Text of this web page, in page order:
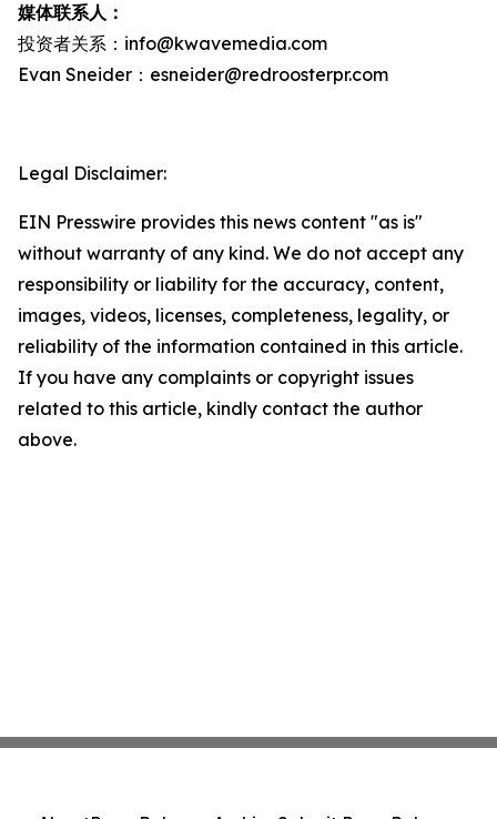
媒体联系人：
投资者关系：info@kwavemedia.com
Evan Sneider：esneider@redroosterpr.com
Legal Disclaimer:
EIN Presswire provides this news content "as is"
without warranty of any kind. We do not accept any
responsibility or liability for the accuracy, content,
images, videos, licenses, completeness, legality, or
reliability of the information contained in this article.
If you have any complaints or copyright issues
related to this article, kindly contact the author
above.